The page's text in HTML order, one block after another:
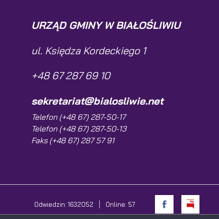
URZĄD GMINY W BIAŁOŚLIWIU
ul. Księdza Kordeckiego 1
+48 67 287 69 10
sekretariat@bialosliwie.net
Telefon (+48 67) 287-50-17
Telefon (+48 67) 287-50-13
Faks (+48 67) 287 57 91
Odwiedzin: 1632052 Online: 57